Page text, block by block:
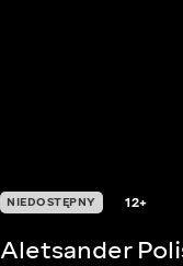
NIEDOSTĘPNY 12+
Aletsander